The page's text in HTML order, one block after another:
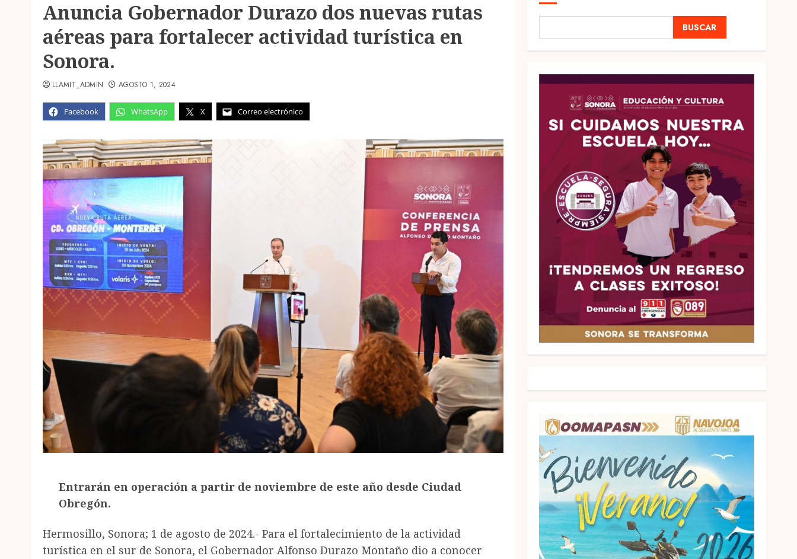
Anuncia Gobernador Durazo dos nuevas rutas
aéreas para fortalecer actividad turística en
Sonora.
Facebook WhatsApp X Correo electrónico
LLAMIT_ADMIN AGOSTO 1, 2024
Entrarán en operación a partir de noviembre de este año desde Ciudad
Obregón.
Hermosillo, Sonora; 1 de agosto de 2024.- Para el fortalecimiento de la actividad
turística en el sur de Sonora, el Gobernador Alfonso Durazo Montaño dio a conocer
BUSCAR